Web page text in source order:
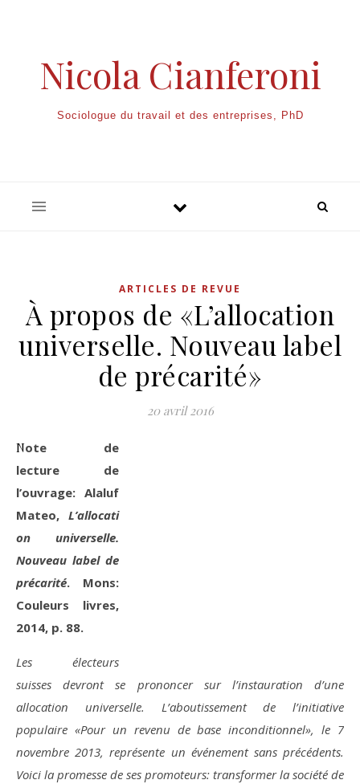
Nicola Cianferoni
Sociologue du travail et des entreprises, PhD
ARTICLES DE REVUE
À propos de «L’allocation
universelle. Nouveau label
de précarité»
20 avril 2016
Note de
lecture de
l’ouvrage: Alaluf
Mateo, L’allocati
on universelle.
Nouveau label de
précarité. Mons:
Couleurs livres,
2014, p. 88.
Les électeurs
suisses devront se prononcer sur l’instauration d’une
allocation universelle. L’aboutissement de l’initiative
populaire «Pour un revenu de base inconditionnel», le 7
novembre 2013, représente un événement sans précédents.
Voici la promesse de ses promoteurs: transformer la société de